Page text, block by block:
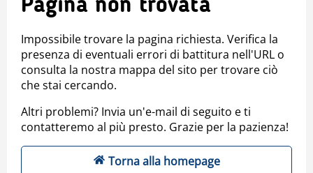
Pagina non trovata
Impossibile trovare la pagina richiesta. Verifica la
presenza di eventuali errori di battitura nell'URL o
consulta la nostra mappa del sito per trovare ciò
che stai cercando.
Altri problemi? Invia un'e-mail di seguito e ti
contatteremo al più presto. Grazie per la pazienza!
Torna alla homepage